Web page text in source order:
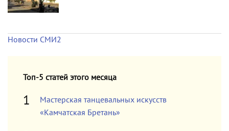
Новости СМИ2
Топ-5 статей этого месяца
Мастерская танцевальных искусств
«Камчатская Бретань»